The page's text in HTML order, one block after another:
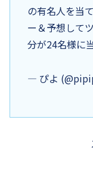
の有名人を当
ー＆予想して
分が24名様に
— ぴよ